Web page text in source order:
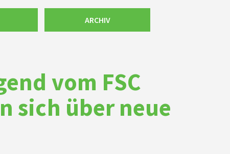
ARCHIV
vom FSC
sich über neue